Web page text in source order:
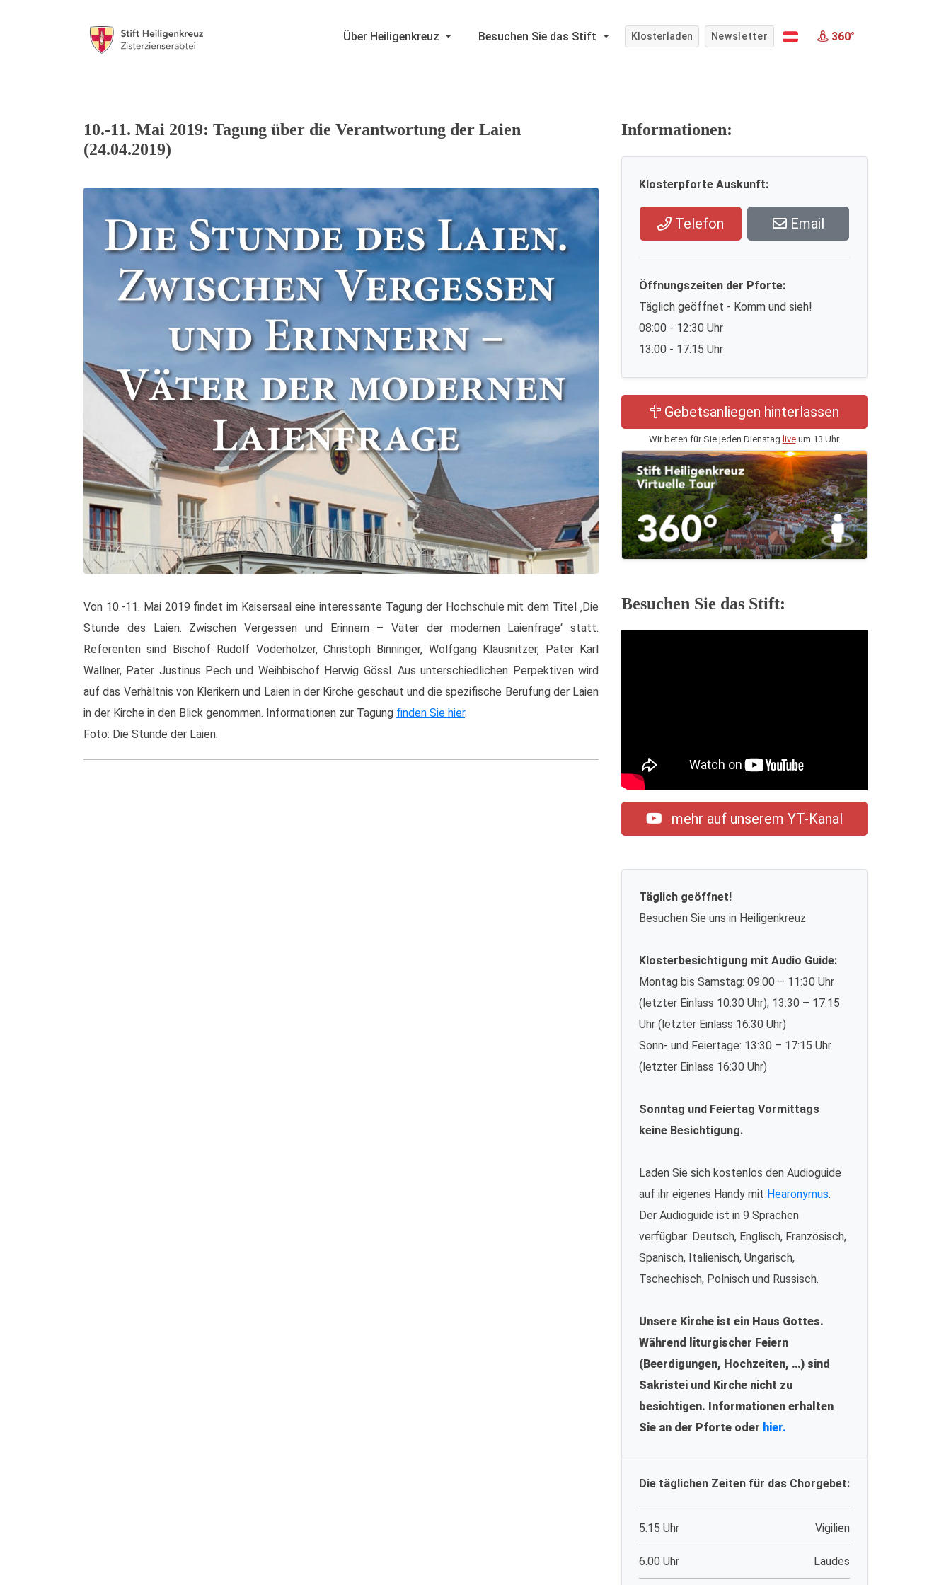
Über Heiligenkreuz Besuchen Sie das Stift Klosterladen Newsletter 360°
10.-11. Mai 2019: Tagung über die Verantwortung der Laien
(24.04.2019)
Von 10.-11. Mai 2019 findet im Kaisersaal eine interessante Tagung der Hochschule mit dem Titel ‚Die
Stunde des Laien. Zwischen Vergessen und Erinnern – Väter der modernen Laienfrage‘ statt.
Referenten sind Bischof Rudolf Voderholzer, Christoph Binninger, Wolfgang Klausnitzer, Pater Karl
Wallner, Pater Justinus Pech und Weihbischof Herwig Gössl. Aus unterschiedlichen Perpektiven wird
auf das Verhältnis von Klerikern und Laien in der Kirche geschaut und die spezifische Berufung der Laien
in der Kirche in den Blick genommen. Informationen zur Tagung finden Sie hier.
Foto: Die Stunde der Laien.
Informationen:
Klosterpforte Auskunft:
Telefon Email
Öffnungszeiten der Pforte:
Täglich geöffnet - Komm und sieh!
08:00 - 12:30 Uhr
13:00 - 17:15 Uhr
Gebetsanliegen hinterlassen
Wir beten für Sie jeden Dienstag liveum 13 Uhr.
Besuchen Sie das Stift:
mehr auf unserem YT-Kanal
Täglich geöffnet!
Besuchen Sie uns in Heiligenkreuz
Klosterbesichtigung mit Audio Guide:
Montag bis Samstag: 09:00 – 11:30 Uhr
(letzter Einlass 10:30 Uhr), 13:30 – 17:15
Uhr (letzter Einlass 16:30 Uhr)
Sonn- und Feiertage: 13:30 – 17:15 Uhr
(letzter Einlass 16:30 Uhr)
Sonntag und Feiertag Vormittags
keine Besichtigung.
Laden Sie sich kostenlos den Audioguide
auf ihr eigenes Handy mit Hearonymus.
Der Audioguide ist in 9 Sprachen
verfügbar: Deutsch, Englisch, Französisch,
Spanisch, Italienisch, Ungarisch,
Tschechisch, Polnisch und Russisch.
Unsere Kirche ist ein Haus Gottes.
Während liturgischer Feiern
(Beerdigungen, Hochzeiten, …) sind
Sakristei und Kirche nicht zu
besichtigen. Informationen erhalten
Sie an der Pforte oder hier.
Die täglichen Zeiten für das Chorgebet:
5.15 Uhr Vigilien
6.00 Uhr Laudes